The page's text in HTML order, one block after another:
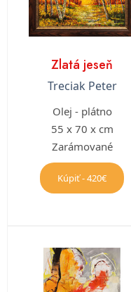
Zlatá jeseň
Treciak Peter
Olej - plátno
55 x 70 x cm
Zarámované
Kúpiť - 420€